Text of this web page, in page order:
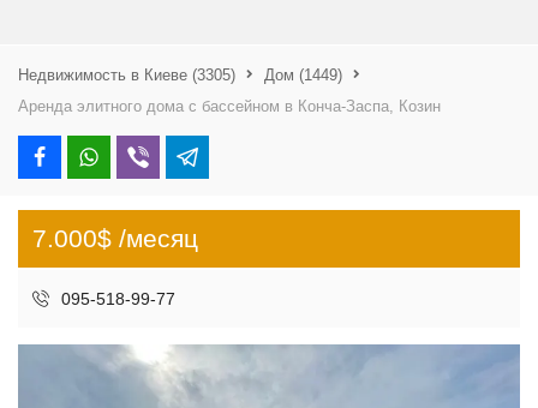
Недвижимость в Киеве (3305) Дом (1449)
Аренда элитного дома с бассейном в Конча-Заспа, Козин
7.000$ /месяц
095-518-99-77